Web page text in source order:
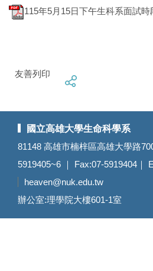
115年5月15日下午生科系面試時
友善列印
國立高雄大學生命科學系
81148 高雄市楠梓區高雄大學路
5919405~6 ｜ Fax:07-5919404｜
heaven@nuk.edu.tw
辦公室:理學院大樓601-1室